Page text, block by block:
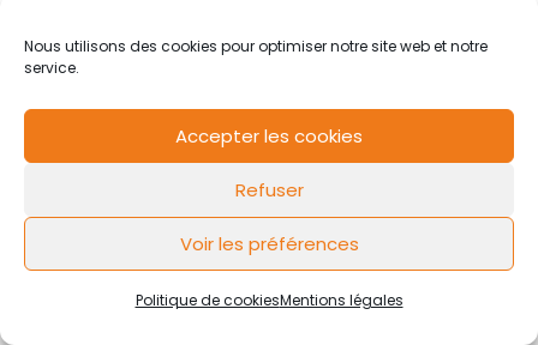
Nous utilisons des cookies pour optimiser notre site web et notre
service.
Accepter les cookies
Refuser
Voir les préférences
Politique de cookiesMentions légales